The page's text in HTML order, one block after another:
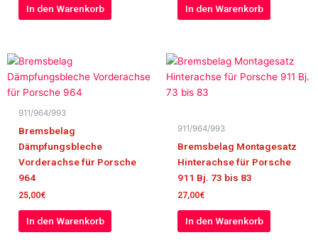
In den Warenkorb In den Warenkorb
911/964/993
Bremsbelag
Dämpfungsbleche
Vorderachse für Porsche
964
25,00€
In den Warenkorb
911/964/993
Bremsbelag Montagesatz
Hinterachse für Porsche
911 Bj. 73 bis 83
27,00€
In den Warenkorb